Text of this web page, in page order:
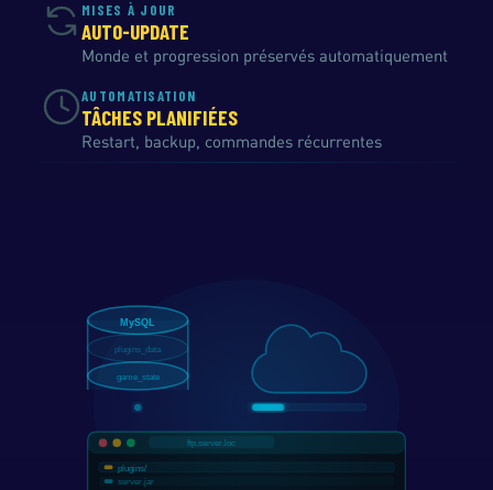
MISES À JOUR
AUTO-UPDATE
Monde et progression préservés automatiquement
AUTOMATISATION
TÂCHES PLANIFIÉES
Restart, backup, commandes récurrentes